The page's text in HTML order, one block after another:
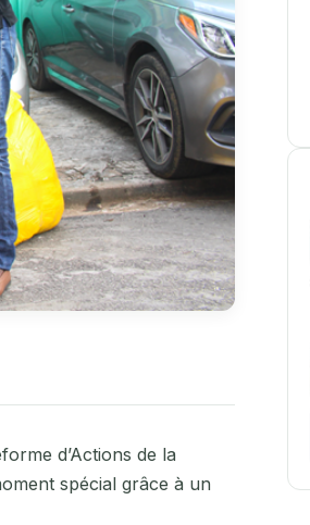
d’Actions de la
spécial grâce à un